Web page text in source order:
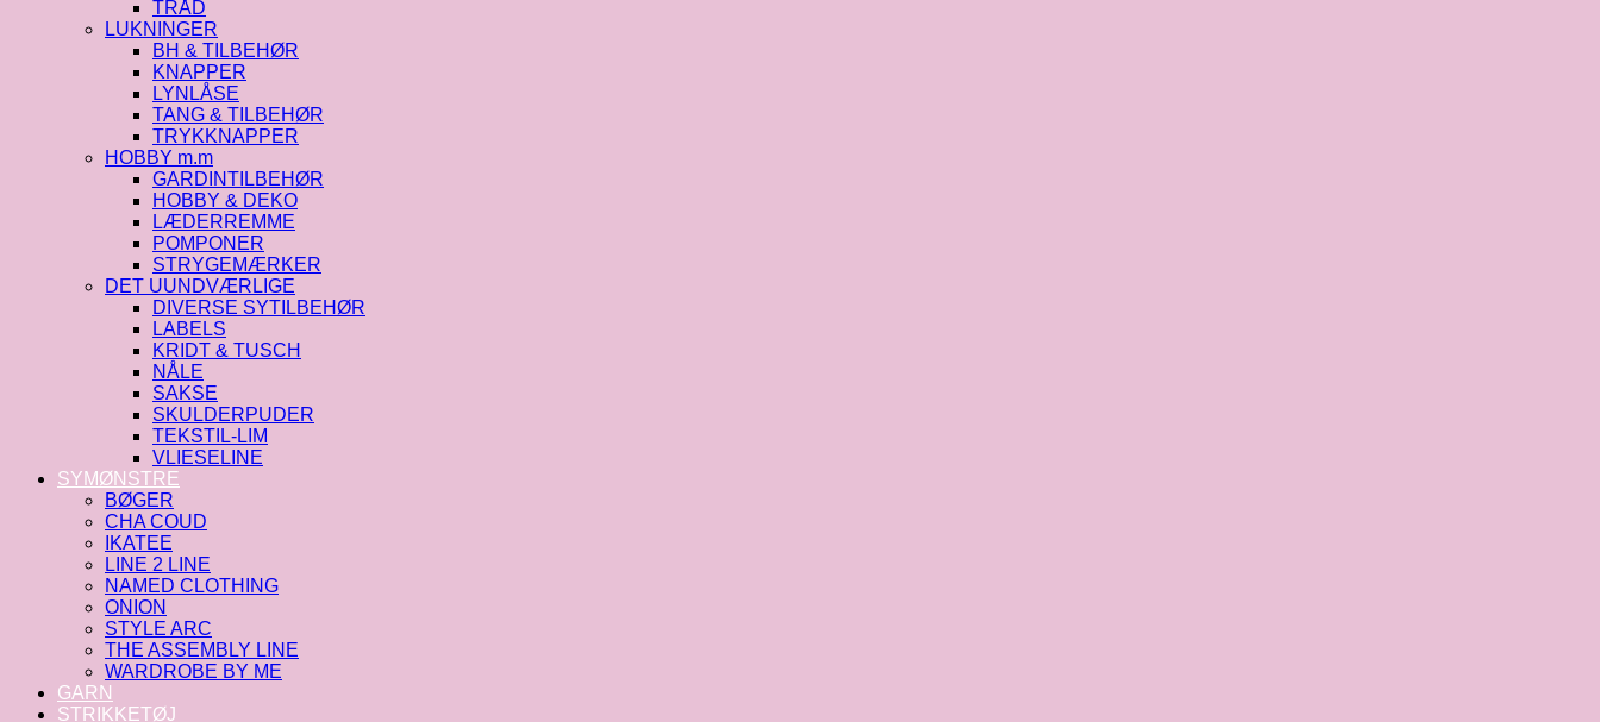
TRÅD
LUKNINGER
BH & TILBEHØR
KNAPPER
LYNLÅSE
TANG & TILBEHØR
TRYKKNAPPER
HOBBY m.m
GARDINTILBEHØR
HOBBY & DEKO
LÆDERREMME
POMPONER
STRYGEMÆRKER
DET UUNDVÆRLIGE
DIVERSE SYTILBEHØR
LABELS
KRIDT & TUSCH
NÅLE
SAKSE
SKULDERPUDER
TEKSTIL-LIM
VLIESELINE
SYMØNSTRE
BØGER
CHA COUD
IKATEE
LINE 2 LINE
NAMED CLOTHING
ONION
STYLE ARC
THE ASSEMBLY LINE
WARDROBE BY ME
GARN
STRIKKETØJ